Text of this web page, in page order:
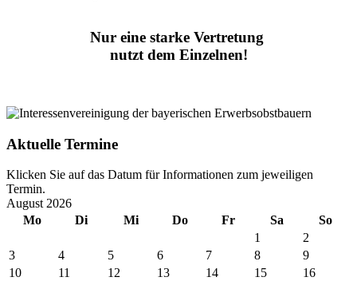
Nur eine starke Vertretung
nutzt dem Einzelnen!
Aktuelle Termine
Klicken Sie auf das Datum für Informationen zum jeweiligen
Termin.
August 2026
Mo
Di Mi Do Fr Sa
So
1
2
3
4 5 6 7 8
9
10
11 12 13 14 15
16